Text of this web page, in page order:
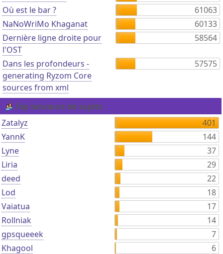
Où est le bar ?
61063
NaNoWriMo Khaganat
60133
Dernière ligne droite pour
l'OST
58564
Dans les profondeurs -
generating Ryzom Core
sources from xml
57575
Top lanceurs de sujets
Zatalyz
401
YannK
144
Lyne
37
Liria
29
deed
22
Lod
18
Vaiatua
17
Rollniak
14
gpsqueeek
7
Khagool
6